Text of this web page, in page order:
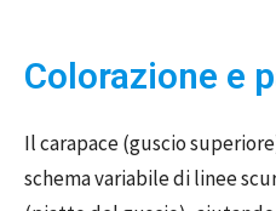
Colorazione e
Il carapace (guscio
schema variabile di linee